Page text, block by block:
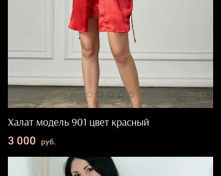
Халат модель 901 цвет красный
3 000 руб.